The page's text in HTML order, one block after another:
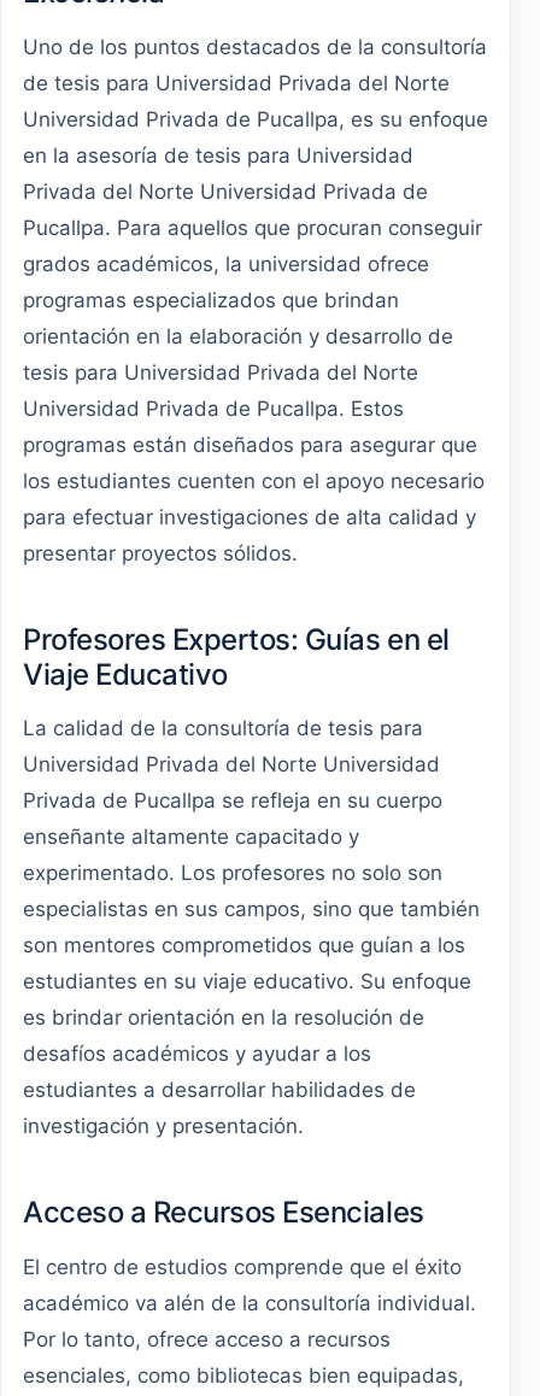
Uno de los puntos destacados de la consultoría
de tesis para Universidad Privada del Norte
Universidad Privada de Pucallpa, es su enfoque
en la asesoría de tesis para Universidad
Privada del Norte Universidad Privada de
Pucallpa. Para aquellos que procuran conseguir
grados académicos, la universidad ofrece
programas especializados que brindan
orientación en la elaboración y desarrollo de
tesis para Universidad Privada del Norte
Universidad Privada de Pucallpa. Estos
programas están diseñados para asegurar que
los estudiantes cuenten con el apoyo necesario
para efectuar investigaciones de alta calidad y
presentar proyectos sólidos.
Profesores Expertos: Guías en el
Viaje Educativo
La calidad de la consultoría de tesis para
Universidad Privada del Norte Universidad
Privada de Pucallpa se refleja en su cuerpo
enseñante altamente capacitado y
experimentado. Los profesores no solo son
especialistas en sus campos, sino que también
son mentores comprometidos que guían a los
estudiantes en su viaje educativo. Su enfoque
es brindar orientación en la resolución de
desafíos académicos y ayudar a los
estudiantes a desarrollar habilidades de
investigación y presentación.
Acceso a Recursos Esenciales
El centro de estudios comprende que el éxito
académico va alén de la consultoría individual.
Por lo tanto, ofrece acceso a recursos
esenciales, como bibliotecas bien equipadas,